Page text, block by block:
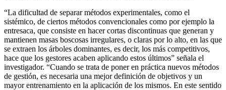
“La dificultad de separar métodos experimentales, como el
sistémico, de ciertos métodos convencionales como por ejemplo la
entresaca, que consiste en hacer cortas discontinuas que generan y
mantienen masas boscosas irregulares, o claras por lo alto, en las que
se extraen los árboles dominantes, es decir, los más competitivos,
hace que los gestores acaben aplicando estos últimos” señala el
investigador. “Cuando se trata de poner en práctica nuevos métodos
de gestión, es necesaria una mejor definición de objetivos y un
mayor entrenamiento en la aplicación de los mismos. En este sentido